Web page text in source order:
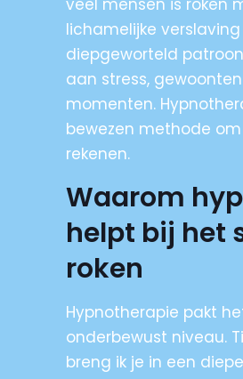
lichamelijke
diepgeworteld
aan stress,
momenten.
bewezen methode
rekenen.
Waarom
helpt bij het
roken
Hypnotherapie pakt
onderbewust niveau.
breng ik je in een